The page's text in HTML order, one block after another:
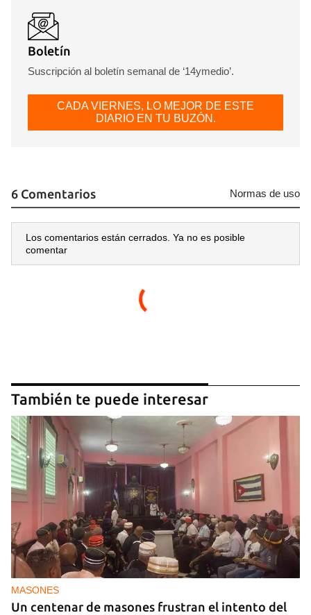
Guardar como favorito
Para poder guardar como favorito, primero has de
iniciar sesión con tu cuenta de 14ymedio.
Boletín
Suscripción al boletín semanal de ‘14ymedio’.
CADA VIERNES, LO MEJOR DE ESTE
DIARIO EN TU BUZÓN.
6 Comentarios Normas de uso
Los comentarios están cerrados. Ya no es posible
comentar
También te puede interesar
MASONES
Un centenar de masones frustran el intento del